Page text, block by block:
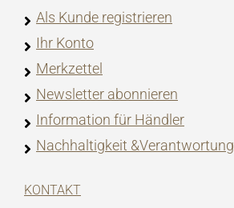
Als Kunde registrieren
Ihr Konto
Merkzettel
Newsletter abonnieren
Information für Händler
Nachhaltigkeit &Verantwortung
KONTAKT